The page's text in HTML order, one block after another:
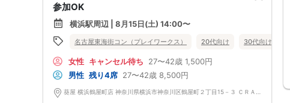
参加OK
横浜駅周辺 | 8月15日(土) 14:00〜
名古屋東海街コン（プレイワークス） 20代向け 30代向け
女性 キャンセル待ち 27〜42歳 1,500円
男性 残り4席 27〜42歳 8,500円